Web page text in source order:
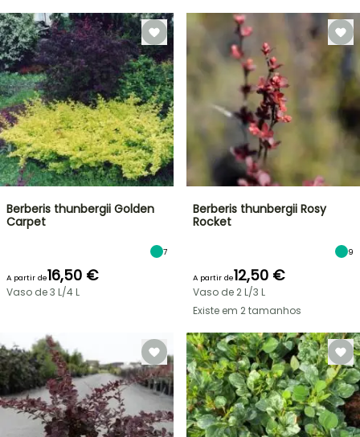
Berberis thunbergii Golden
Carpet
7
A partir de16,50 €
Vaso de 3 L/4 L
Berberis thunbergii Rosy
Rocket
9
A partir de12,50 €
Vaso de 2 L/3 L
Existe em 2 tamanhos